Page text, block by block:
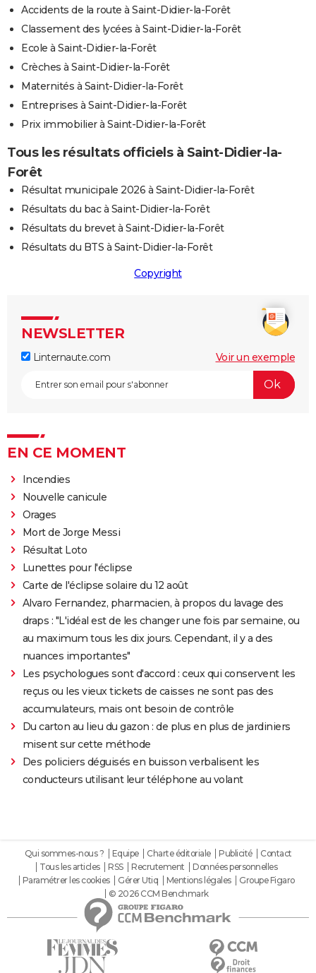
Accidents de la route à Saint-Didier-la-Forêt
Classement des lycées à Saint-Didier-la-Forêt
Ecole à Saint-Didier-la-Forêt
Crèches à Saint-Didier-la-Forêt
Maternités à Saint-Didier-la-Forêt
Entreprises à Saint-Didier-la-Forêt
Prix immobilier à Saint-Didier-la-Forêt
Tous les résultats officiels à Saint-Didier-la-
Forêt
Résultat municipale 2026 à Saint-Didier-la-Forêt
Résultats du bac à Saint-Didier-la-Forêt
Résultats du brevet à Saint-Didier-la-Forêt
Résultats du BTS à Saint-Didier-la-Forêt
Copyright
NEWSLETTER
Linternaute.com Voir un exemple
EN CE MOMENT
Incendies
Nouvelle canicule
Orages
Mort de Jorge Messi
Résultat Loto
Lunettes pour l'éclipse
Carte de l'éclipse solaire du 12 août
Alvaro Fernandez, pharmacien, à propos du lavage des
draps : "L'idéal est de les changer une fois par semaine, ou
au maximum tous les dix jours. Cependant, il y a des
nuances importantes"
Les psychologues sont d'accord : ceux qui conservent les
reçus ou les vieux tickets de caisses ne sont pas des
accumulateurs, mais ont besoin de contrôle
Du carton au lieu du gazon : de plus en plus de jardiniers
misent sur cette méthode
Des policiers déguisés en buisson verbalisent les
conducteurs utilisant leur téléphone au volant
Qui sommes-nous ? Equipe Charte éditoriale Publicité
Contact
Tous les articles
RSS Recrutement
Données personnelles
Paramétrer les cookies
Gérer Utiq Mentions légales
Groupe Figaro
© 2026 CCM Benchmark